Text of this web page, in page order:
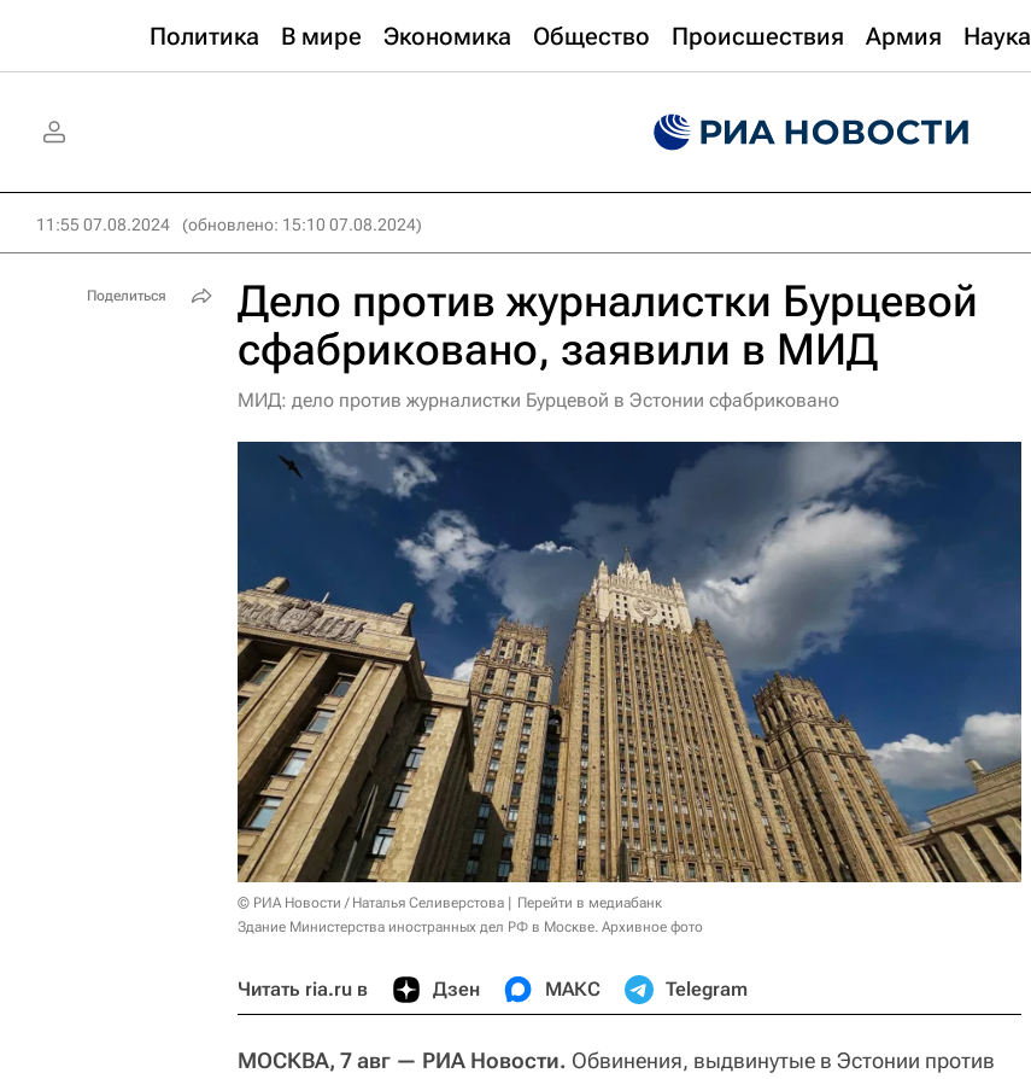
Политика В мире Экономика Общество Происшествия Армия Наука
11:55 07.08.2024 (обновлено: 15:10 07.08.2024)
Дело против журналистки Бурцевой
сфабриковано, заявили в МИД
МИД: дело против журналистки Бурцевой в Эстонии сфабриковано
© РИА Новости / Наталья Селиверстова
Перейти в медиабанк
Здание Министерства иностранных дел РФ в Москве. Архивное фото
Читать ria.ru в Дзен МАКС Telegram
МОСКВА, 7 авг — РИА Новости. Обвинения, выдвинутые в Эстонии против
Поделиться